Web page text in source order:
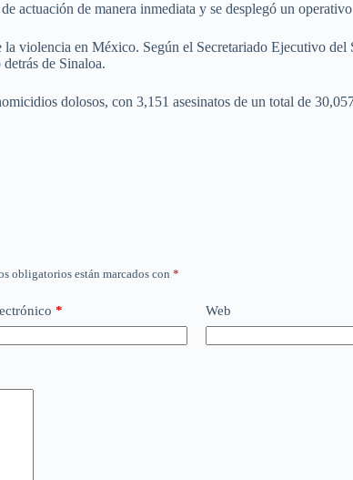
actuación de manera inmediata y se desplegó un
violencia en México. Según el Secretariado Ejecutivo
de Sinaloa.
dolosos, con 3,151 asesinatos de un total de
obligatorios están marcados con *
* Web